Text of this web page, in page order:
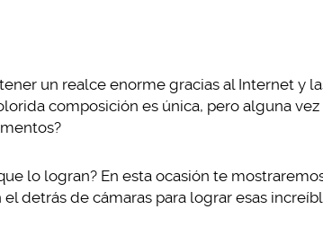
un realce enorme gracias al Internet y
composición es única, pero alguna vez
lo logran? En esta ocasión te
detrás de cámaras para lograr esas